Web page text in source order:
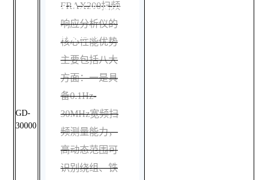
GD-
30000
的核心性能优势
有哪些？
FRAX200扫频
响应分析仪的
核心性能优势
主要包括八大
方面：一是具
备0.1Hz-
30MHz宽频扫
频测量能力，
高动态范围可
识别绕组、铁